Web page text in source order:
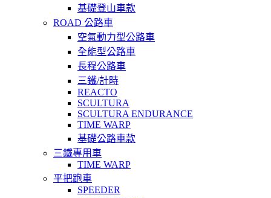
基礎登山車款
ROAD 公路車
空氣動力型公路車
全能型公路車
長程公路車
三鐵/計時
REACTO
SCULTURA
SCULTURA ENDURANCE
TIME WARP
基礎公路車款
三鐵專用車
TIME WARP
平把跑車
SPEEDER